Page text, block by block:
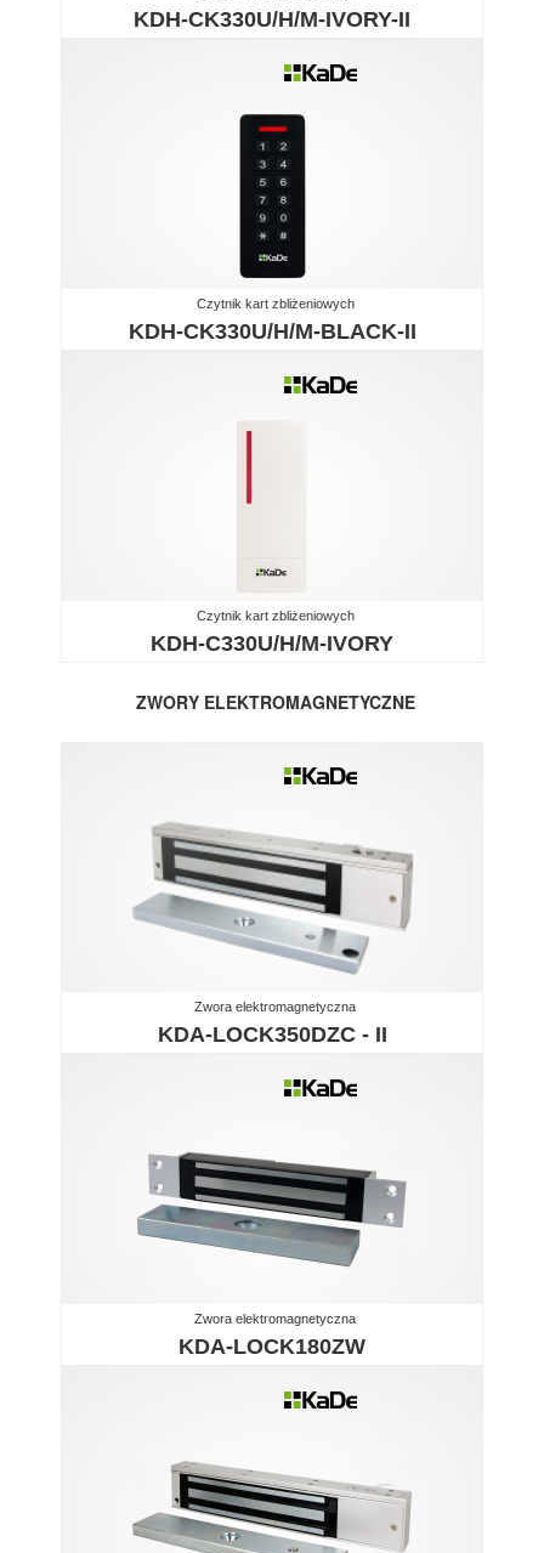
KDH-CK330U/H/M-IVORY-II
Czytnik kart zbliżeniowych
KDH-CK330U/H/M-BLACK-II
Czytnik kart zbliżeniowych
KDH-C330U/H/M-IVORY
ZWORY ELEKTROMAGNETYCZNE
Zwora elektromagnetyczna
KDA-LOCK350DZC - II
Zwora elektromagnetyczna
KDA-LOCK180ZW